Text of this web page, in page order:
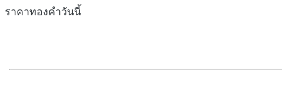
ราคาทองคำวันนี้